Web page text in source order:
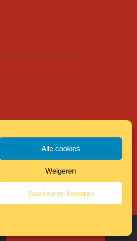
Alle cookies
Weigeren
Voorkeuren bewaren